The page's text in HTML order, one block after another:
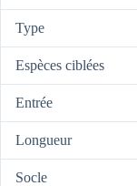
Type
Espèces ciblées
Entrée
Longueur
Socle